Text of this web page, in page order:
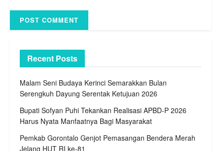
Recent Posts
Malam Seni Budaya Kerinci Semarakkan Bulan
Serengkuh Dayung Serentak Ketujuan 2026
Bupati Sofyan Puhi Tekankan Realisasi APBD-P 2026
Harus Nyata Manfaatnya Bagi Masyarakat
Pemkab Gorontalo Genjot Pemasangan Bendera Merah
Jelang HUT RI ke-81